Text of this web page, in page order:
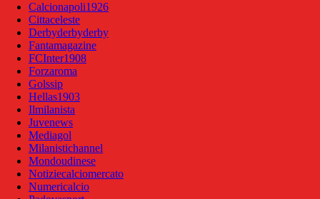
Calcionapoli1926
Cittaceleste
Derbyderbyderby
Fantamagazine
FCInter1908
Forzaroma
Golssip
Hellas1903
Ilmilanista
Juvenews
Mediagol
Milanistichannel
Mondoudinese
Notiziecalciomercato
Numericalcio